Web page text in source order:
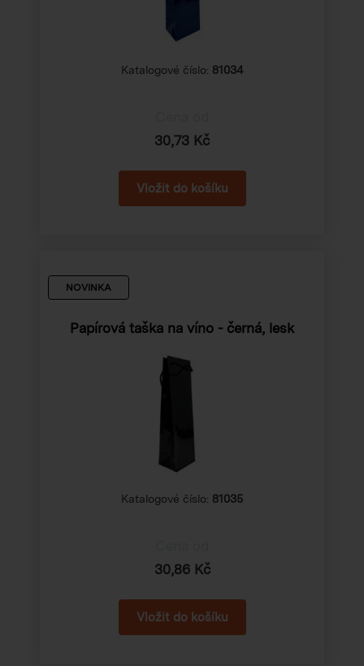
Katalogové číslo: 81034
30,73 Kč
NOVINKA
Papírová taška na víno - černá, lesk
Katalogové číslo: 81035
30,86 Kč